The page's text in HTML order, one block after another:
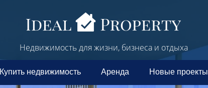
Недвижимость для жизни, бизнеса и отдыха
Купить недвижимость Аренда Новые проекты